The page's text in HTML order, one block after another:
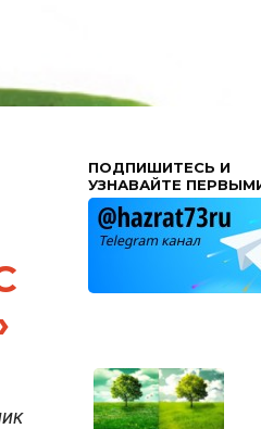
ПОДПИШИТЕСЬ И
УЗНАВАЙТЕ